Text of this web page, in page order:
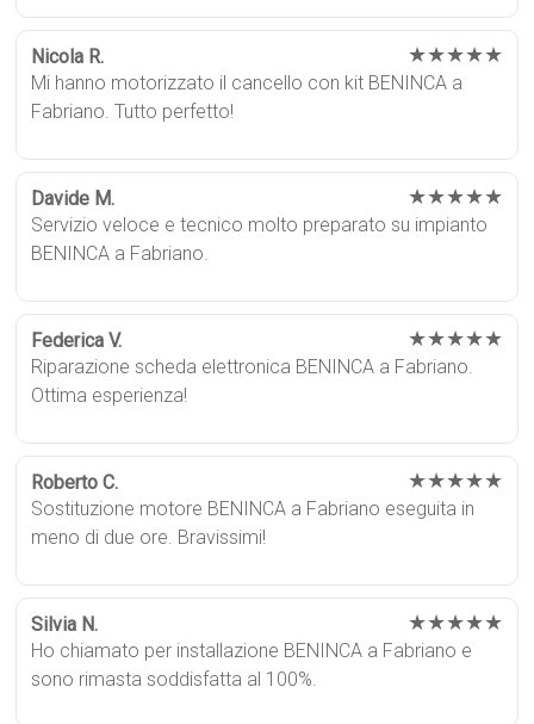
Nicola R. ★★★★★
Mi hanno motorizzato il cancello con kit BENINCA a
Fabriano. Tutto perfetto!
Davide M. ★★★★★
Servizio veloce e tecnico molto preparato su impianto
BENINCA a Fabriano.
Federica V. ★★★★★
Riparazione scheda elettronica BENINCA a Fabriano.
Ottima esperienza!
Roberto C. ★★★★★
Sostituzione motore BENINCA a Fabriano eseguita in
meno di due ore. Bravissimi!
Silvia N. ★★★★★
Ho chiamato per installazione BENINCA a Fabriano e
sono rimasta soddisfatta al 100%.